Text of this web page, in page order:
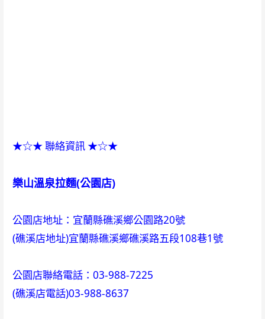
★☆★ 聯絡資訊 ★☆★
樂山溫泉拉麵(公園店)
公園店地址：宜蘭縣礁溪鄉公園路20號
(礁溪店地址)宜蘭縣礁溪鄉礁溪路五段108巷1號
公園店聯絡電話：03-988-7225
(礁溪店電話)03-988-8637